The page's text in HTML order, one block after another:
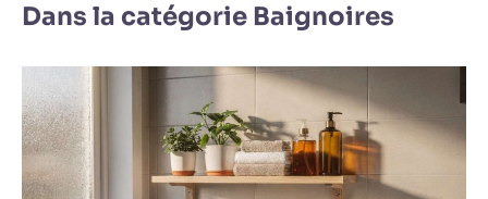
Dans la catégorie Baignoires